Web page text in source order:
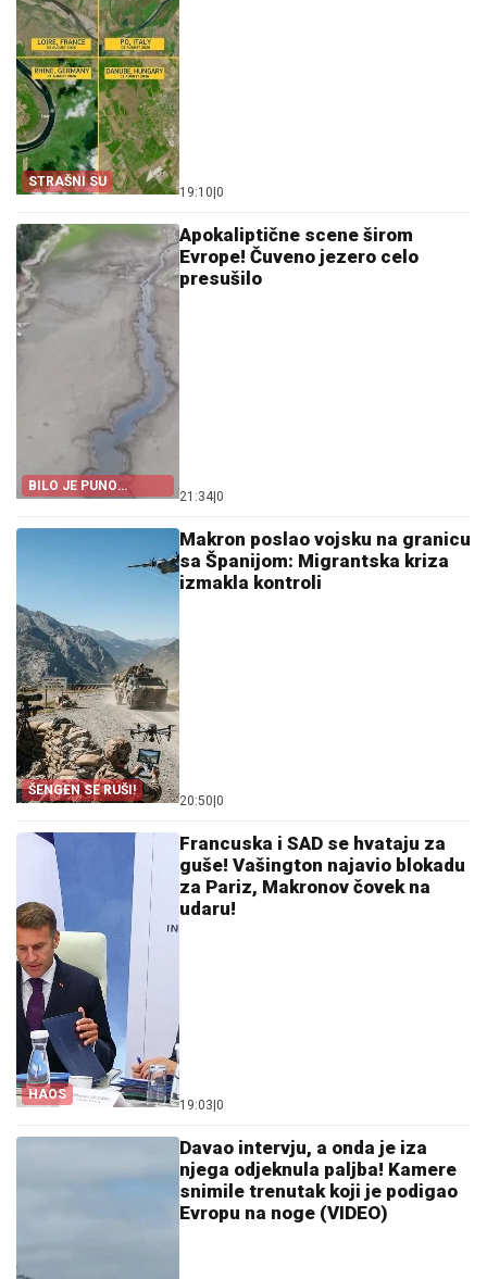
STRAŠNI SU
19:10 0
BILO JE PUNO
TURISTA
Apokaliptične scene širom
Evrope! Čuveno jezero celo
presušilo
21:34 0
ŠENGEN SE RUŠI!
Makron poslao vojsku na granicu
sa Španijom: Migrantska kriza
izmakla kontroli
20:50 0
HAOS
Francuska i SAD se hvataju za
guše! Vašington najavio blokadu
za Pariz, Makronov čovek na
udaru!
19:03 0
Davao intervju, a onda je iza
njega odjeknula paljba! Kamere
snimile trenutak koji je podigao
Evropu na noge (VIDEO)